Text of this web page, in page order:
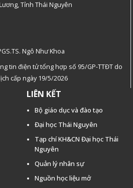
Tỉnh Thái Nguyên
Ngô Như Khoa
tin điện tử tổng hợp số 95/GP-TTĐT do
cấp ngày 19/5/2026
LIÊN KẾT
Bộ giáo dục và đào tạo
Đại học Thái Nguyên
Tạp chí KH&CN Đại học Thái
Nguyên
Quản lý nhân sự
Nguồn học liệu mở